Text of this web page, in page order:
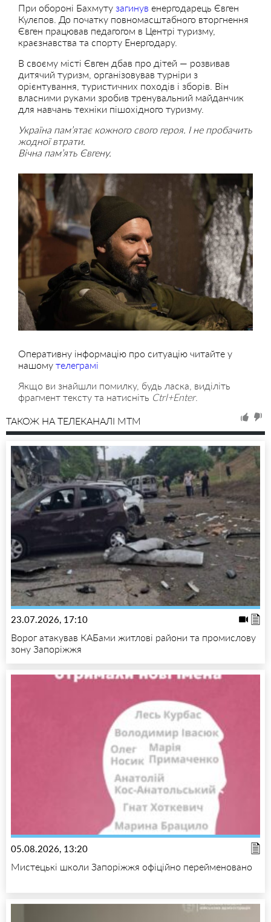
При обороні Бахмуту загинув енергодарець Євген
Кулєпов. До початку повномасштабного вторгнення
Євген працював педагогом в Центрі туризму,
краєзнавства та спорту Енергодару.
В своєму місті Євген дбав про дітей — розвивав
дитячий туризм, організовував турніри з
орієнтування, туристичних походів і зборів. Він
власними руками зробив тренувальний майданчик
для навчань техніки пішохідного туризму.
Україна пам’ятає кожного свого героя. І не пробачить
жодної втрати.
Вічна пам’ять Євгену.
Оперативну інформацію про ситуацію читайте у
нашому телеграмі
Якщо ви знайшли помилку, будь ласка, виділіть
фрагмент тексту та натисніть Ctrl+Enter.
ТАКОЖ НА ТЕЛЕКАНАЛІ MTM
23.07.2026, 17:10
Ворог атакував КАБами житлові райони та промислову
зону Запоріжжя
05.08.2026, 13:20
Мистецькі школи Запоріжжя офіційно перейменовано